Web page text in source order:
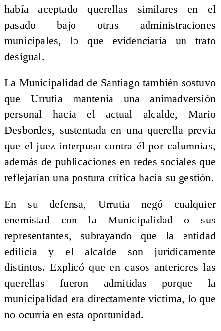
había aceptado querellas similares en el
pasado bajo otras administraciones
municipales, lo que evidenciaría un trato
desigual.
La Municipalidad de Santiago también sostuvo
que Urrutia mantenía una animadversión
personal hacia el actual alcalde, Mario
Desbordes, sustentada en una querella previa
que el juez interpuso contra él por calumnias,
además de publicaciones en redes sociales que
reflejarían una postura crítica hacia su gestión.
En su defensa, Urrutia negó cualquier
enemistad con la Municipalidad o sus
representantes, subrayando que la entidad
edilicia y el alcalde son jurídicamente
distintos. Explicó que en casos anteriores las
querellas fueron admitidas porque la
municipalidad era directamente víctima, lo que
no ocurría en esta oportunidad.